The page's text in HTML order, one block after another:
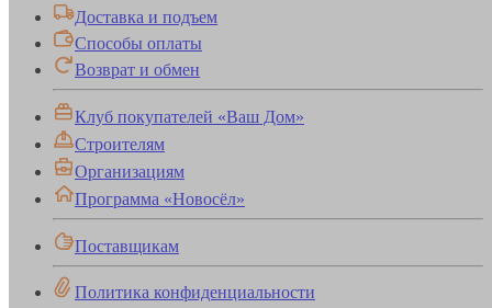
Доставка и подъем
Способы оплаты
Возврат и обмен
Клуб покупателей «Ваш Дом»
Строителям
Организациям
Программа «Новосёл»
Поставщикам
Политика конфиденциальности